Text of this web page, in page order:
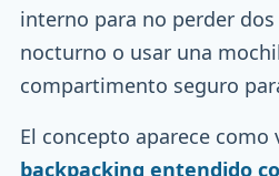
interno para no perder
nocturno o usar una
compartimento seguro
El concepto aparece como
backpacking entendido